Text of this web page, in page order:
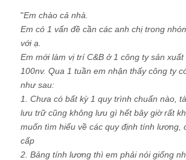
"Em chào cả nhà.
Em có 1 vấn đề cần các anh chị trong
với ạ.
Em mới làm vị trí C&B ở 1 công ty sản
100nv. Qua 1 tuần em nhận thấy công ty
như sau:
1. Chưa có bất kỳ 1 quy trình chuẩn nào,
lưu trữ cũng không lưu gì hết bây giờ rất
muốn tìm hiểu về các quy định tính lương,
cấp
2. Bảng tính lương thì em phải nói giống